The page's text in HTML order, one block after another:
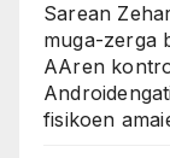
Sarean
muga-zerga
AAren
fisikoen